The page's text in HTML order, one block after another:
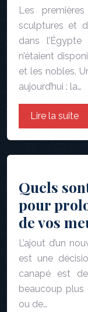
Les
sculptures et
dans
n’étaient
et les nobles.
aujourd’hui : la…
Lire la suite
Quels
pour
de vos
L’ajout d’un
est une
canapé est
beaucoup plus
ou de…